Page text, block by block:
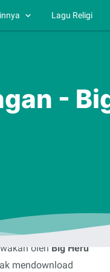
Lagu Religi
-
oleh Big Heru
mendownload